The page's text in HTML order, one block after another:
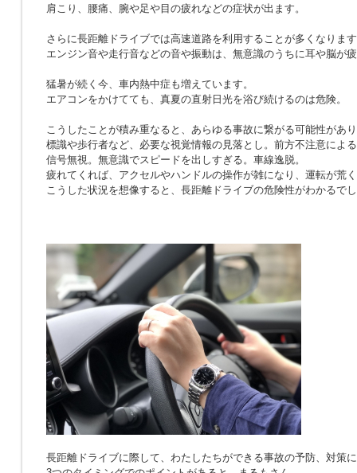
肩こり、腰痛、腕や足や目の疲れなどの症状が出ます。
さらに長距離ドライブでは高速道路を利用することが多くなりま
エンジン音や走行音などの音や振動は、無意識のうちに耳や脳が
猛暑が続く今、車内熱中症も増えています。
エアコンをかけてても、真夏の直射日光を浴び続けるのは危険。
こうしたことが積み重なると、あらゆる事故に繋がる可能性があ
標識や歩行者など、必要な視覚情報の見落とし。前方不注意によ
信号無視。無意識でスピードを出しすぎる。車線逸脱。
疲れてくれば、アクセルやハンドルの操作が雑になり、運転が荒
こうした状況を想像すると、長距離ドライブの危険性がわかるで
長距離ドライブに際して、わたしたちができる事故の予防、対策